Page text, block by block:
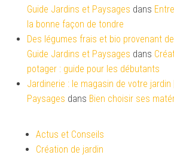
Guide Jardins et Paysages dans
la bonne façon de tondre
Des légumes frais et bio provenant
Guide Jardins et Paysages dans
potager : guide pour les débutants
Jardinerie : le magasin de votre
Paysages dans Bien choisir ses
Actus et Conseils
Création de jardin